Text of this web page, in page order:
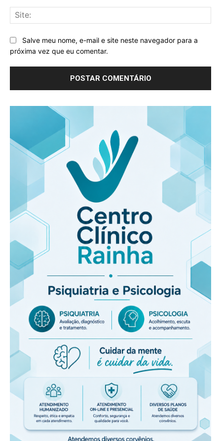
Salve meu nome, e-mail e site neste navegador para a
próxima vez que eu comentar.